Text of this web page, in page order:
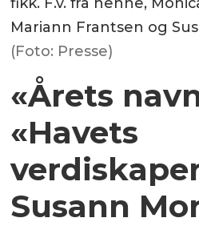
Mariann Frantsen og
(Foto: Presse)
«Årets
«Havets
Susann